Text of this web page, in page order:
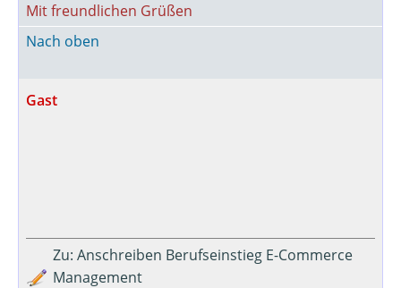
Mit freundlichen Grüßen
Nach oben
Gast
Zu: Anschreiben Berufseinstieg E-Commerce
Management